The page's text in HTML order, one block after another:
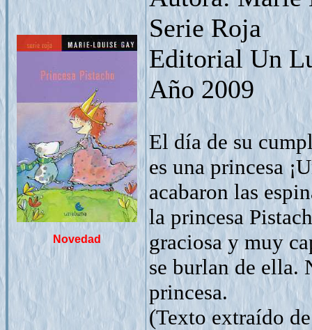
Novedad
Serie Roja
Editorial Un
Año 2009
El día de su
es una princesa
acabaron las
la princesa
graciosa y muy
se burlan de ella.
princesa.
(Texto extraído